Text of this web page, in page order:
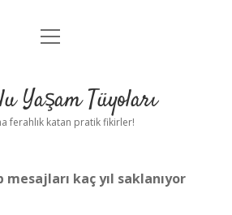
Anasayfa
Yasal Uyarı
menüyü
Yaşam Tüyoları
ferahlık katan pratik fikirler!
mesajları kaç yıl saklanıyor